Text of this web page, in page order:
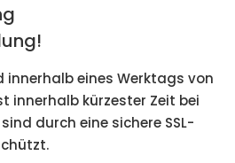
innerhalb eines Werktags von
innerhalb kürzester Zeit bei
durch eine sichere SSL-